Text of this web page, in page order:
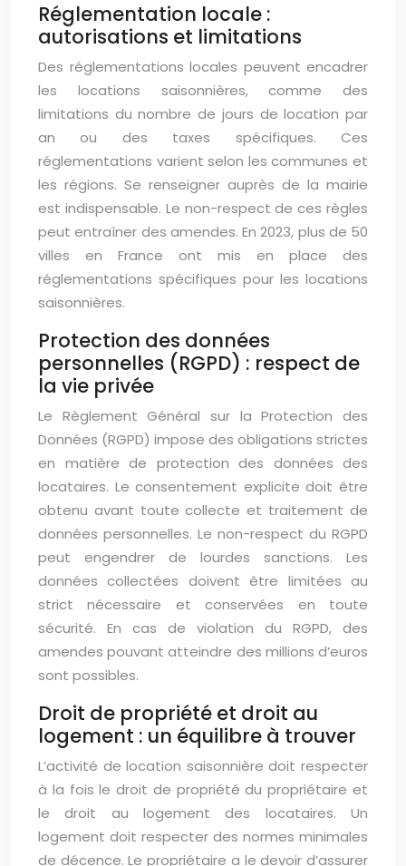
Réglementation locale :
autorisations et limitations
Des réglementations locales peuvent encadrer
les locations saisonnières, comme des
limitations du nombre de jours de location par
an ou des taxes spécifiques. Ces
réglementations varient selon les communes et
les régions. Se renseigner auprès de la mairie
est indispensable. Le non-respect de ces règles
peut entraîner des amendes. En 2023, plus de 50
villes en France ont mis en place des
réglementations spécifiques pour les locations
saisonnières.
Protection des données
personnelles (RGPD) : respect de
la vie privée
Le Règlement Général sur la Protection des
Données (RGPD) impose des obligations strictes
en matière de protection des données des
locataires. Le consentement explicite doit être
obtenu avant toute collecte et traitement de
données personnelles. Le non-respect du RGPD
peut engendrer de lourdes sanctions. Les
données collectées doivent être limitées au
strict nécessaire et conservées en toute
sécurité. En cas de violation du RGPD, des
amendes pouvant atteindre des millions d’euros
sont possibles.
Droit de propriété et droit au
logement : un équilibre à trouver
L’activité de location saisonnière doit respecter
à la fois le droit de propriété du propriétaire et
le droit au logement des locataires. Un
logement doit respecter des normes minimales
de décence. Le propriétaire a le devoir d’assurer